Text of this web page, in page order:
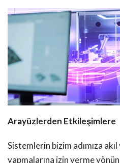
Arayüzlerden Etkileşimlere
Sistemlerin bizim adımıza
yapmalarına izin verme